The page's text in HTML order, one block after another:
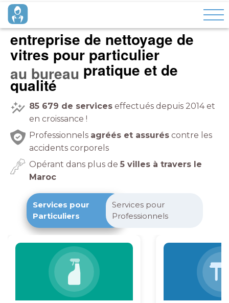
entreprise de nettoyage de
vitres pour particulier
pratique et de
qualité
85 679 de services effectués depuis 2014 et
en croissance !
Professionnels agréés et assurés contre les
accidents corporels
Opérant dans plus de 5 villes à travers le
Maroc
Services pour
Particuliers
Services pour
Professionnels